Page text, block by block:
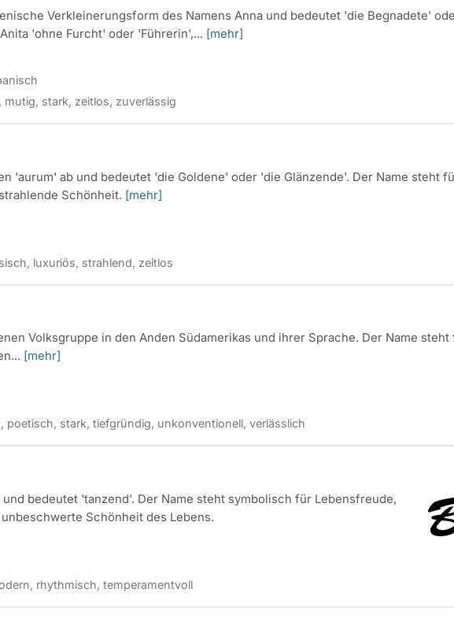
Verkleinerungsform des Namens Anna und bedeutet 'die Begnadete'
'ohne Furcht' oder 'Führerin',... [mehr]
stark, zeitlos, zuverlässig
'aurum' ab und bedeutet 'die Goldene' oder 'die Glänzende'. Der Name steht
Schönheit. [mehr]
luxuriös, strahlend, zeitlos
Volksgruppe in den Anden Südamerikas und ihrer Sprache. Der Name steht
[mehr]
poetisch, stark, tiefgründig, unkonventionell, verlässlich
bedeutet 'tanzend'. Der Name steht symbolisch für Lebensfreude,
Schönheit des Lebens.
rhythmisch, temperamentvoll